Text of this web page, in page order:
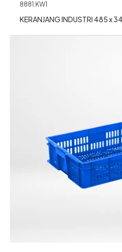
8881.KW1
KERANJANG INDUSTRI 485 x